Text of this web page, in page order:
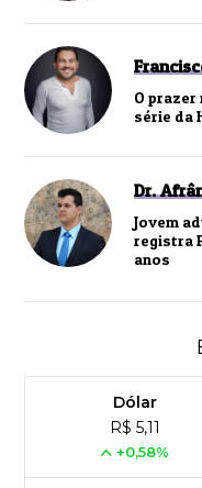
O prazer
série da
Dr.
Jovem
registra
anos
Dólar
R$ 5,11
+0,58%